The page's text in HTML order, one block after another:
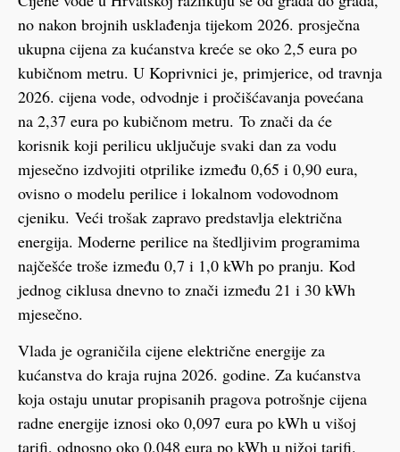
no nakon brojnih usklađenja tijekom 2026. prosječna
ukupna cijena za kućanstva kreće se oko 2,5 eura po
kubičnom metru. U Koprivnici je, primjerice, od travnja
2026. cijena vode, odvodnje i pročišćavanja povećana
na 2,37 eura po kubičnom metru. To znači da će
korisnik koji perilicu uključuje svaki dan za vodu
mjesečno izdvojiti otprilike između 0,65 i 0,90 eura,
ovisno o modelu perilice i lokalnom vodovodnom
cjeniku. Veći trošak zapravo predstavlja električna
energija. Moderne perilice na štedljivim programima
najčešće troše između 0,7 i 1,0 kWh po pranju. Kod
jednog ciklusa dnevno to znači između 21 i 30 kWh
mjesečno.
Vlada je ograničila cijene električne energije za
kućanstva do kraja rujna 2026. godine. Za kućanstva
koja ostaju unutar propisanih pragova potrošnje cijena
radne energije iznosi oko 0,097 eura po kWh u višoj
tarifi, odnosno oko 0,048 eura po kWh u nižoj tarifi.